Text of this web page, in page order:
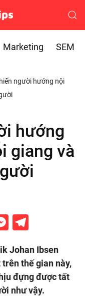
Marketing SEM
người hướng nội
hướng
giang và
Johan Ibsen
thế gian này,
đựng được tất
như vậy.